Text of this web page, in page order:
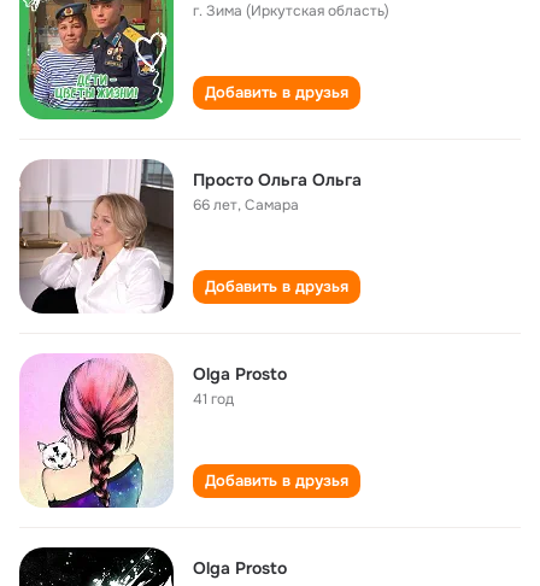
г. Зима (Иркутская область)
Добавить в друзья
Просто Ольга Ольга
66 лет,Самара
Добавить в друзья
Olga Prosto
41 год
Добавить в друзья
Olga Prosto